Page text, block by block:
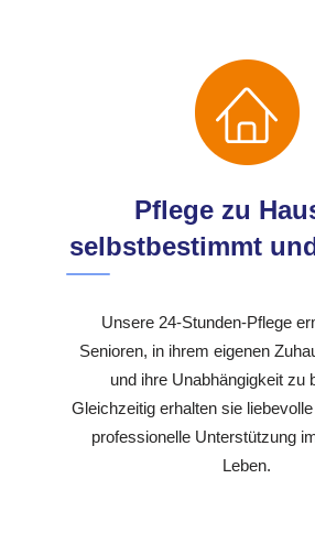
Pflege zu
selbstbestimmt
Unsere 24-Stunden-Pflege
Senioren, in ihrem eigenen
und ihre Unabhängigkeit zu
Gleichzeitig erhalten sie
professionelle Unterstützung
Leben.